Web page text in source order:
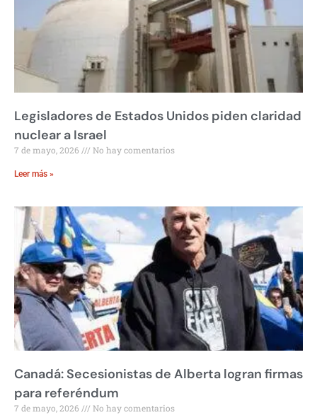
Legisladores de Estados Unidos piden claridad
nuclear a Israel
7 de mayo, 2026 No hay comentarios
Leer más »
Canadá: Secesionistas de Alberta logran firmas
para referéndum
7 de mayo, 2026 No hay comentarios